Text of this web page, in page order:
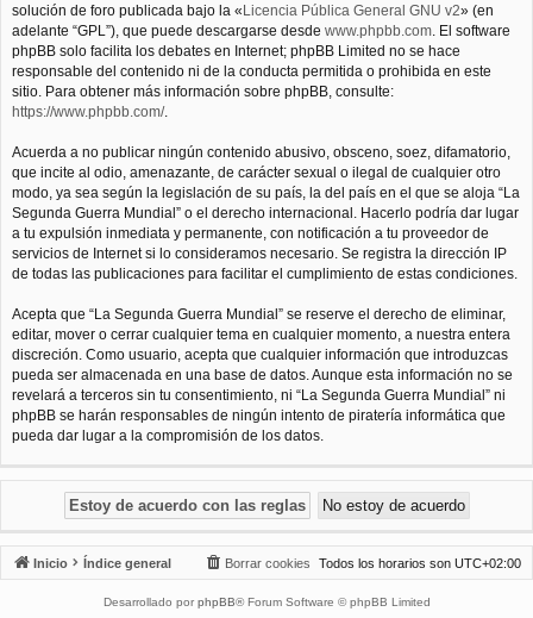
solución de foro publicada bajo la «Licencia Pública General GNU v2» (en
adelante “GPL”), que puede descargarse desde www.phpbb.com. El software
phpBB solo facilita los debates en Internet; phpBB Limited no se hace
responsable del contenido ni de la conducta permitida o prohibida en este
sitio. Para obtener más información sobre phpBB, consulte:
https://www.phpbb.com/.
Acuerda a no publicar ningún contenido abusivo, obsceno, soez, difamatorio,
que incite al odio, amenazante, de carácter sexual o ilegal de cualquier otro
modo, ya sea según la legislación de su país, la del país en el que se aloja “La
Segunda Guerra Mundial” o el derecho internacional. Hacerlo podría dar lugar
a tu expulsión inmediata y permanente, con notificación a tu proveedor de
servicios de Internet si lo consideramos necesario. Se registra la dirección IP
de todas las publicaciones para facilitar el cumplimiento de estas condiciones.
Acepta que “La Segunda Guerra Mundial” se reserve el derecho de eliminar,
editar, mover o cerrar cualquier tema en cualquier momento, a nuestra entera
discreción. Como usuario, acepta que cualquier información que introduzcas
pueda ser almacenada en una base de datos. Aunque esta información no se
revelará a terceros sin tu consentimiento, ni “La Segunda Guerra Mundial” ni
phpBB se harán responsables de ningún intento de piratería informática que
pueda dar lugar a la compromisión de los datos.
Inicio Índice general Todos los horarios son UTC+02:00
Borrar cookies
Desarrollado por phpBB® Forum Software © phpBB Limited